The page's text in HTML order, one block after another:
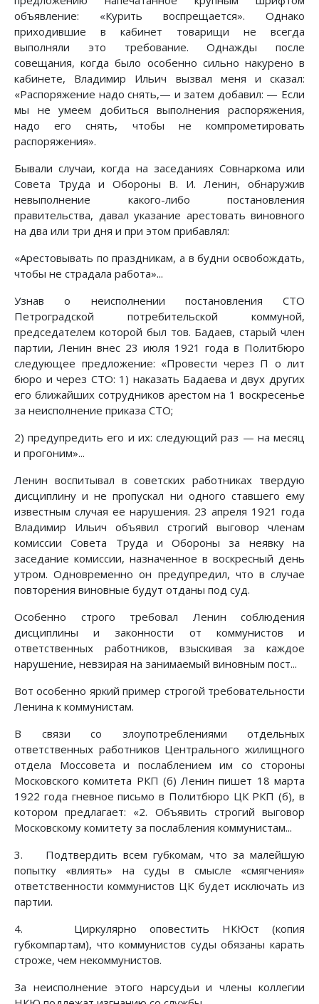
объявление: «Курить воспрещается». Однако
приходившие в кабинет товарищи не всегда
выполняли это требование. Однажды после
совещания, когда было особенно сильно накурено в
кабинете, Владимир Ильич вызвал меня и сказал:
«Распоряжение надо снять,— и затем добавил: — Если
мы не умеем добиться выполнения распоряжения,
надо его снять, чтобы не компрометировать
распоряжения».
Бывали случаи, когда на заседаниях Совнаркома или
Совета Труда и Обороны В. И. Ленин, обнаружив
невыполнение какого-либо постановления
правительства, давал указание арестовать виновного
на два или три дня и при этом прибавлял:
«Арестовывать по праздникам, а в будни освобождать,
чтобы не страдала работа»...
Узнав о неисполнении постановления СТО
Петроградской потребительской коммуной,
председателем которой был тов. Бадаев, старый член
партии, Ленин внес 23 июля 1921 года в Политбюро
следующее предложение: «Провести через П о лит
бюро и через СТО: 1) наказать Бадаева и двух других
его ближайших сотрудников арестом на 1 воскресенье
за неисполнение приказа СТО;
2) предупредить его и их: следующий раз — на месяц
и прогоним»...
Ленин воспитывал в советских работниках твердую
дисциплину и не пропускал ни одного ставшего ему
известным случая ее нарушения. 23 апреля 1921 года
Владимир Ильич объявил строгий выговор членам
комиссии Совета Труда и Обороны за неявку на
заседание комиссии, назначенное в воскресный день
утром. Одновременно он предупредил, что в случае
повторения виновные будут отданы под суд.
Особенно строго требовал Ленин соблюдения
дисциплины и законности от коммунистов и
ответственных работников, взыскивая за каждое
нарушение, невзирая на занимаемый виновным пост...
Вот особенно яркий пример строгой требовательности
Ленина к коммунистам.
В связи со злоупотреблениями отдельных
ответственных работников Центрального жилищного
отдела Моссовета и послаблением им со стороны
Московского комитета РКП (б) Ленин пишет 18 марта
1922 года гневное письмо в Политбюро ЦК РКП (б), в
котором предлагает: «2. Объявить строгий выговор
Московскому комитету за послабления коммунистам...
3. Подтвердить всем губкомам, что за малейшую
попытку «влиять» на суды в смысле «смягчения»
ответственности коммунистов ЦК будет исключать из
партии.
4. Циркулярно оповестить НКЮст (копия
губкомпартам), что коммунистов суды обязаны карать
строже, чем некоммунистов.
За неисполнение этого нарсудьи и члены коллегии